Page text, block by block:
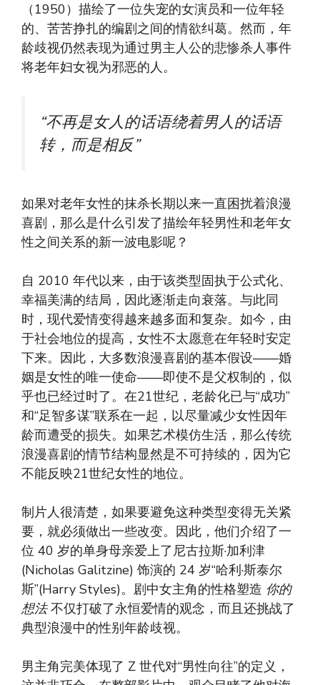
（1950）描绘了一位失宠的女演员和一位年轻
的、苦苦挣扎的编剧之间的情欲纠葛。然而，年
龄歧视仍然表现为通过男主人公的悲惨杀人事件
将老年妇女视为邪恶的人。
“不再是女人的话语绕着男人的话语
转，而是相反”
如果对老年女性的抹杀长期以来一直困扰着浪漫
喜剧，那么是什么引发了描绘年轻男性和老年女
性之间关系的新一波电影呢？
自 2010 年代以来，由于该类型固执于公式化、
幸福美满的结局，因此逐渐走向衰落。与此同
时，现代爱情变得越来越多面和复杂。如今，由
于社会地位的提高，女性不太愿意在年轻时安定
下来。因此，大多数浪漫喜剧的基本假设——婚
姻是女性的唯一使命——即使不是父权制的，似
乎也已经过时了。在21世纪，老龄化已与“成功”
和“足智多谋”联系在一起，以尽量减少女性因年
龄而遭受的损失。如果艺术模仿生活，那么传统
浪漫喜剧的情节结构显然是不可持续的，因为它
不能反映21世纪女性的地位。
制片人很清楚，如果要避免这种类型变得无关紧
要，就必须做出一些改变。因此，他们介绍了一
位 40 岁的单身母亲爱上了尼古拉斯·加利津
(Nicholas Galitzine) 饰演的 24 岁“哈利·斯泰尔
斯”(Harry Styles)。剧中女主角的性格塑造 你的
想法不仅打破了永恒爱情的观念，而且还挑战了
典型浪漫中的性别年龄歧视。
男主角完美体现了 Z 世代对“男性向往”的定义，